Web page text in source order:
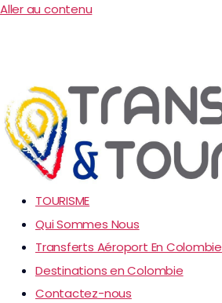
Aller au contenu
TOURISME
Qui Sommes Nous
Transferts Aéroport En Colombie
Destinations en Colombie
Contactez-nous